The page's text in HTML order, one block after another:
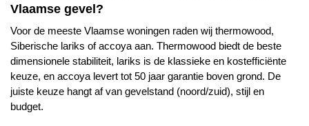
Vlaamse gevel?
Voor de meeste Vlaamse woningen raden wij thermowood,
Siberische lariks of accoya aan. Thermowood biedt de beste
dimensionele stabiliteit, lariks is de klassieke en kostefficiënte
keuze, en accoya levert tot 50 jaar garantie boven grond. De
juiste keuze hangt af van gevelstand (noord/zuid), stijl en
budget.